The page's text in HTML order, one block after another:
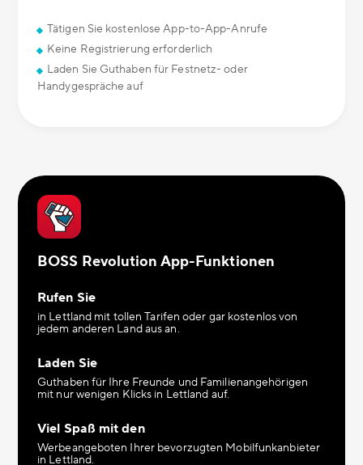
Tätigen Sie kostenlose App-to-App-Anrufe
Keine Registrierung erforderlich
Laden Sie Guthaben für Festnetz- oder
Handygespräche auf
BOSS Revolution App-Funktionen
Rufen Sie
in Lettland mit tollen Tarifen oder gar kostenlos von
jedem anderen Land aus an.
Laden Sie
Guthaben für Ihre Freunde und Familienangehörigen
mit nur wenigen Klicks in Lettland auf.
Viel Spaß mit den
Werbeangeboten Ihrer bevorzugten Mobilfunkanbieter
in Lettland.